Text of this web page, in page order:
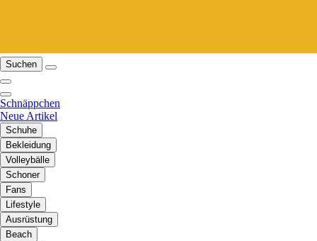
Suchen
Schnäppchen
Neue Artikel
Schuhe
Bekleidung
Volleybälle
Schoner
Fans
Lifestyle
Ausrüstung
Beach